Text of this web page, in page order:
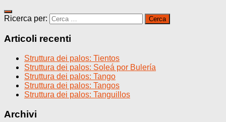
Ricerca per:
Articoli recenti
Struttura dei palos: Tientos
Struttura dei palos: Soleá por Bulería
Struttura dei palos: Tango
Struttura dei palos: Tangos
Struttura dei palos: Tanguillos
Archivi